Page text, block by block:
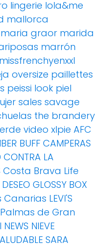
lingerie lola&me
mallorca
maria graor marida
marrón
missfrenchyenxxl
oversize paillettes
peissi look piel
sales savage
the brandery
video xlpie AFC
BUFF CAMPERAS
CONTRA LA
Costa Brava Life
GLOSSY BOX
Canarias LEVI'S
de Gran
NEWS NIEVE
SARA